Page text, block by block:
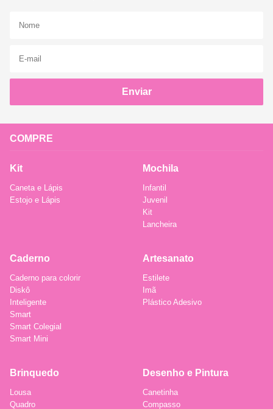
Enviar
COMPRE
Kit
Caneta e Lápis
Estojo e Lápis
Mochila
Infantil
Juvenil
Kit
Lancheira
Caderno
Caderno para colorir
Diskô
Inteligente
Smart
Smart Colegial
Smart Mini
Artesanato
Estilete
Imã
Plástico Adesivo
Brinquedo
Lousa
Quadro
Desenho e Pintura
Canetinha
Compasso